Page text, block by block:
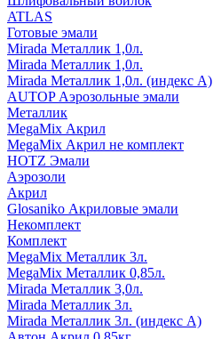
ATLAS
Готовые эмали
Mirada Металлик 1,0л.
Mirada Металлик 1,0л.
Mirada Металлик 1,0л. (индекс А)
AUTOP Аэрозольные эмали
Металлик
MegaMix Акрил
MegaMix Акрил не комплект
HOTZ Эмали
Аэрозоли
Акрил
Glosaniko Акриловые эмали
Некомплект
Комплект
MegaMix Металлик 3л.
MegaMix Металлик 0,85л.
Mirada Металлик 3,0л.
Mirada Металлик 3л.
Mirada Металлик 3л. (индекс А)